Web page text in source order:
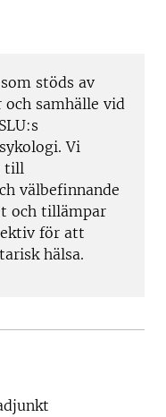
stöds av
samhälle vid
Vi
till
välbefinnande
och tillämpar
för att
hälsa.